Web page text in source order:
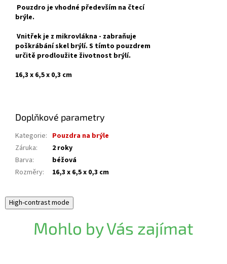
Pouzdro je vhodné především na čtecí
brýle.
Vnitřek je z mikrovlákna - zabraňuje
poškrábání skel brýlí. S tímto pouzdrem
určitě prodloužite životnost brýlí.
16,3 x 6,5 x 0,3 cm
Doplňkové parametry
Kategorie: Pouzdra na brýle
Záruka:
2 roky
Barva:
béžová
Rozměry: 16,3 x 6,5 x 0,3 cm
High-contrast mode
Mohlo by Vás zajímat